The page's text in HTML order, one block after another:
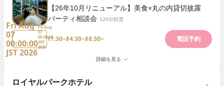
【26年10月リニューアル】美食×丸の内貸切披露
パーティ相談会 120分程度
Fri Aug
07
00:00:00
JST 2026
Fri Aug
07
00:00:00
JST
2026
11:30~14:30~18:30~ 電話予約
詳細を見る
ロイヤルパークホテル